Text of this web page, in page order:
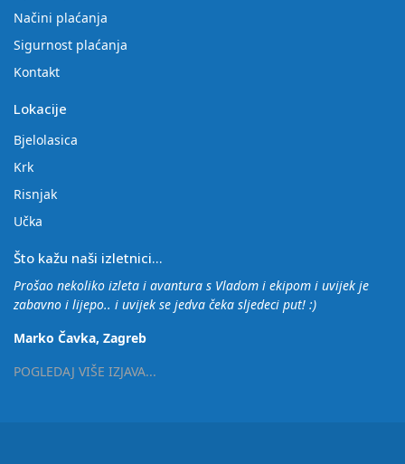
Načini plaćanja
Sigurnost plaćanja
Kontakt
Lokacije
Bjelolasica
Krk
Risnjak
Učka
Što kažu naši izletnici...
Prošao nekoliko izleta i avantura s Vladom i ekipom i uvijek je
zabavno i lijepo.. i uvijek se jedva čeka sljedeci put! :)
Marko Čavka, Zagreb
POGLEDAJ VIŠE IZJAVA...